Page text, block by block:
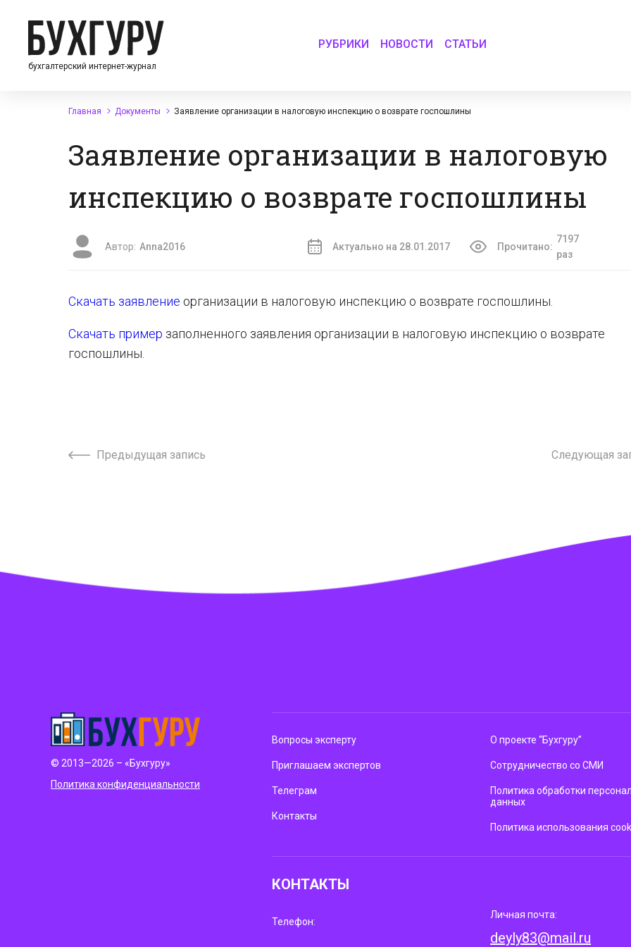
бухгалтерский интернет-журнал
РУБРИКИ НОВОСТИ СТАТЬИ
Главная Документы Заявление организации в налоговую инспекцию о возврате госпошлины
Заявление организации в налоговую
инспекцию о возврате госпошлины
Автор: Anna2016 Актуально на 28.01.2017 Прочитано:
7197
раз
Скачать заявление организации в налоговую инспекцию о возврате госпошлины.
Скачать пример заполненного заявления организации в налоговую инспекцию о возврате
госпошлины.
Предыдущая запись Следующая
© 2013—2026 – «Бухгуру»
Политика конфиденциальности
Вопросы эксперту
Приглашаем экспертов
Телеграм
Контакты
О проекте “Бухгуру”
Сотрудничество со СМИ
Политика обработки
данных
Политика использования
КОНТАКТЫ
Телефон:
Личная почта:
deyly83@mail.ru